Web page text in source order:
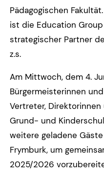
Pädagogischen
ist die Education
strategischer Partner
z.s.
Am Mittwoch, dem 4.
Bürgermeisterinnen
Vertreter,
Grund- und
weitere geladene
Frymburk, um
2025/2026